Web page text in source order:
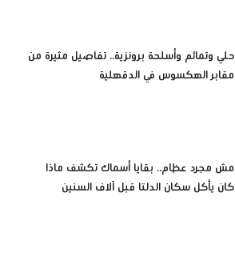
حلي وتمائم وأسلحة برونزية.. تفاصيل مثيرة من
مقابر الهكسوس في الدقهلية
مش مجرد عظام.. بقايا أسماك تكشف ماذا
كان يأكل سكان الدلتا قبل آلاف السنين